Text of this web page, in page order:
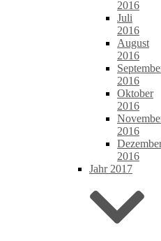
2016
Juli
2016
August
2016
2016
Oktober
2016
2016
2016
Jahr 2017